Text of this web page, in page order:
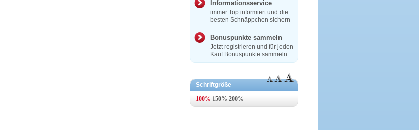
Informationsservice
immer Top informiert und die
besten Schnäppchen sichern
Bonuspunkte sammeln
Jetzt registrieren und für jeden
Kauf Bonuspunkte sammeln
Schriftgröße